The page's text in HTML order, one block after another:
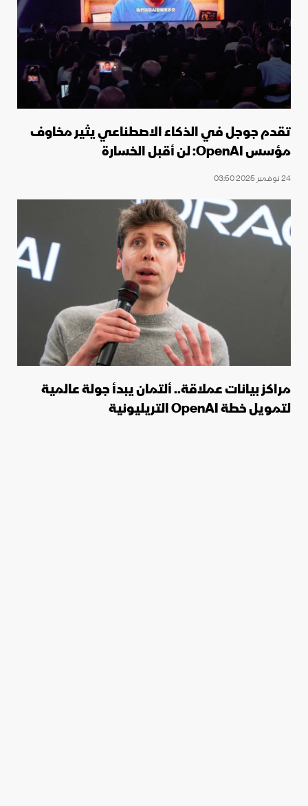
تقدم جوجل في الذكاء الاصطناعي يثير مخاوف
مؤسس OpenAI: لن أقبل الخسارة
24 نوفمبر 2025 03:50
مراكز بيانات عملاقة.. ألتمان يبدأ جولة عالمية
لتمويل خطة OpenAI التريليونية